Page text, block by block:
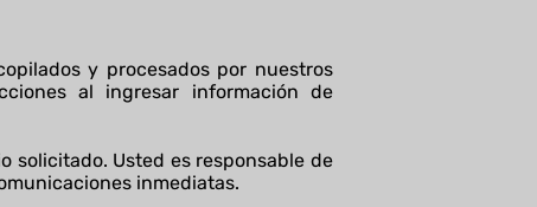
y procesados por nuestros
al ingresar información de
solicitado. Usted es responsable de
inmediatas.